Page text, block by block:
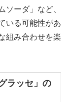
ソーダ」など、
いる可能性があ
組み合わせを楽
ラッセ」の